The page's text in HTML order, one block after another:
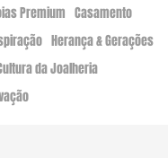
Premium Casamento
Herança & Gerações
da Joalheria